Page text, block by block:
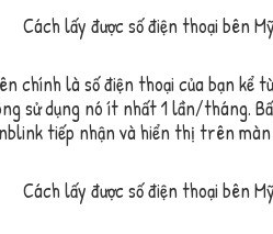
chính là số điện thoại của bạn kể
sử dụng nó ít nhất 1 lần/tháng.
tiếp nhận và hiển thị trên